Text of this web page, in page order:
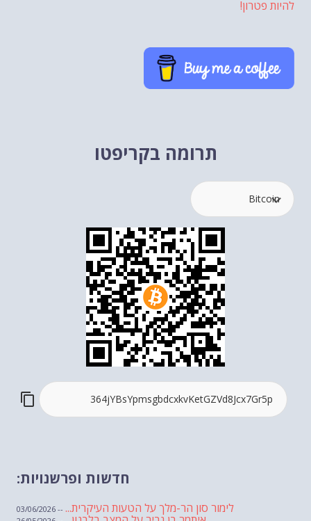
להיות פטרון!
תרומה בקריפטו
חדשות ופרשנויות:
לימור סון הר-מלך על הטעות העיקרית... -- 03/06/2026